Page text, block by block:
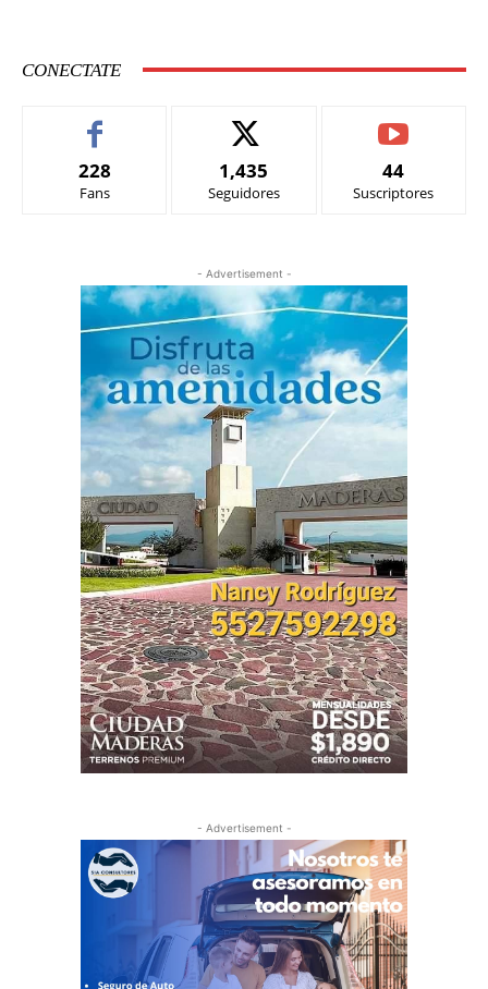
CONECTATE
228
Fans
1,435
Seguidores
44
Suscriptores
- Advertisement -
- Advertisement -